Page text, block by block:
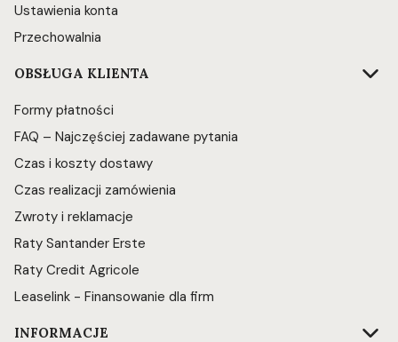
Ustawienia konta
Przechowalnia
OBSŁUGA KLIENTA
Formy płatności
FAQ – Najczęściej zadawane pytania
Czas i koszty dostawy
Czas realizacji zamówienia
Zwroty i reklamacje
Raty Santander Erste
Raty Credit Agricole
Leaselink - Finansowanie dla firm
INFORMACJE